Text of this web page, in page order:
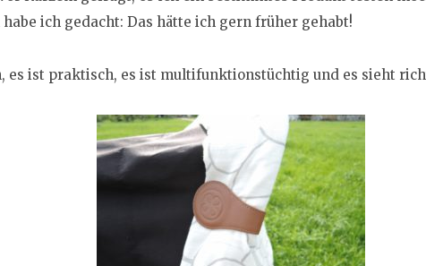
ich gedacht: Das hätte ich gern früher gehabt!
es ist praktisch, es ist multifunktionstüchtig und es sieht